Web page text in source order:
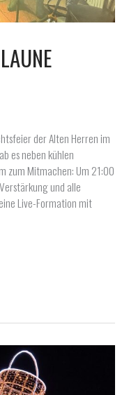
der Alten Herren im
es neben kühlen
zum Mitmachen: Um 21:00
und alle
Live-Formation mit